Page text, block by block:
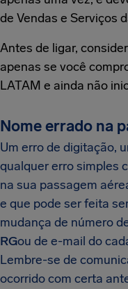
de Vendas e Serviços
Antes de ligar,
apenas se você
LATAM e ainda não
Nome errado na
Um erro de digitação,
qualquer erro simples
na sua passagem
e que pode ser feita
mudança de número
RGou de e-mail do
Lembre-se de
ocorrido com certa